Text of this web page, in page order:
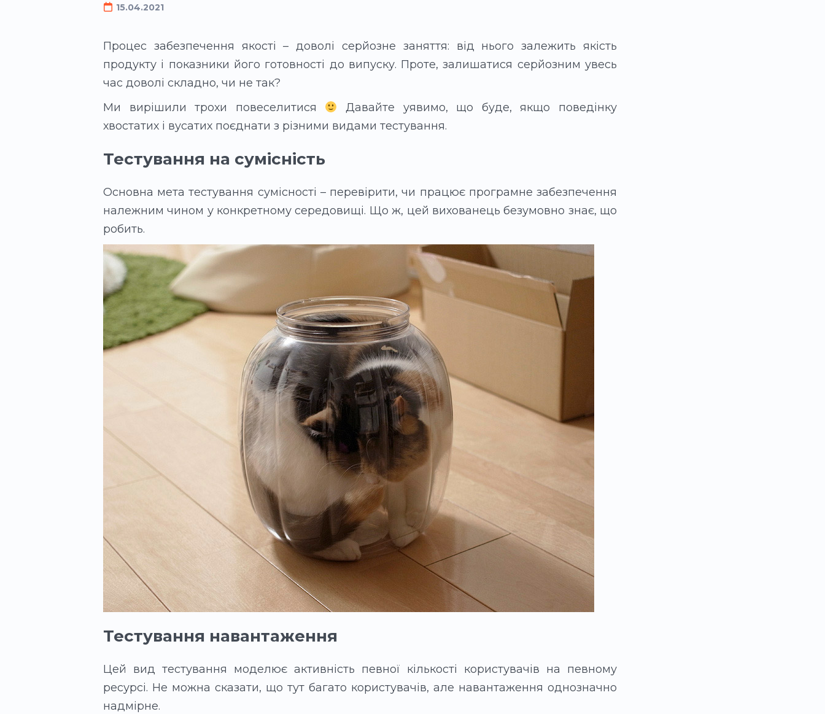
15.04.2021
Процес забезпечення якості – доволі серйозне заняття: від нього залежить якість
продукту і показники його готовності до випуску. Проте, залишатися серйозним увесь
час доволі складно, чи не так?
Ми вирішили трохи повеселитися
Давайте уявимо, що буде, якщо поведінку
хвостатих і вусатих поєднати з різними видами тестування.
Тестування на сумісність
Основна мета тестування сумісності – перевірити, чи працює програмне забезпечення
належним чином у конкретному середовищі. Що ж, цей вихованець безумовно знає, що
робить.
Тестування навантаження
Цей вид тестування моделює активність певної кількості користувачів на певному
ресурсі. Не можна сказати, що тут багато користувачів, але навантаження однозначно
надмірне.